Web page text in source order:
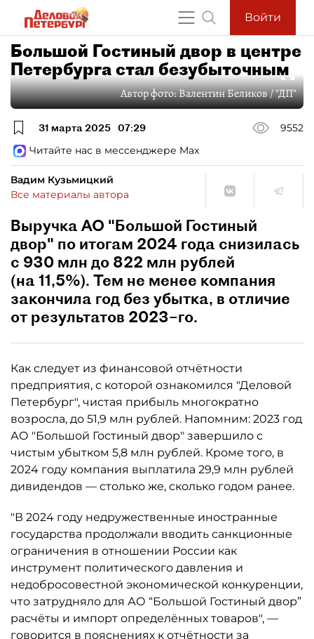
Войти
Большой Гостиный двор в центре
Петербурга стал безубыточным
Автор фото:Валентин Беликов / "ДП"
31 марта 2025 07:29
9552
Читайте нас в мессенджере Max
Вадим Кузьмицкий
Все материалы автора
Выручка АО "Большой Гостиный
двор" по итогам 2024 года снизилась
с 930 млн до 822 млн рублей
(на 11,5%). Тем не менее компания
закончила год без убытка, в отличие
от результатов 2023–го.
Как следует из финансовой отчётности
предприятия, с которой ознакомился "Деловой
Петербург", чистая прибыль многократно
возросла, до 51,9 млн рублей. Напомним: 2023 год
АО "Большой Гостиный двор" завершило с
чистым убытком 5,8 млн рублей. Кроме того, в
2024 году компания выплатила 29,9 млн рублей
дивидендов — столько же, сколько годом ранее.
"В 2024 году недружественные иностранные
государства продолжали вводить санкционные
ограничения в отношении России как
инструмент политического давления и
недобросовестной экономической конкуренции,
что затрудняло для АО “Большой Гостиный двор”
расчёты и импорт определённых товаров", —
говорится в пояснениях к отчётности за